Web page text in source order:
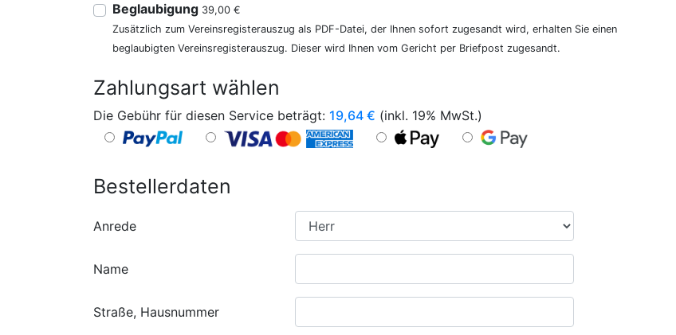
Beglaubigung 39,00 €
Zusätzlich zum Vereinsregisterauszug als PDF-Datei, der Ihnen sofort zugesandt wird, erhalten Sie einen
beglaubigten Vereinsregisterauszug. Dieser wird Ihnen vom Gericht per Briefpost zugesandt.
Zahlungsart wählen
Die Gebühr für diesen Service beträgt: 19,64 € (inkl. 19% MwSt.)
Bestellerdaten
Anrede
Name
Straße, Hausnummer